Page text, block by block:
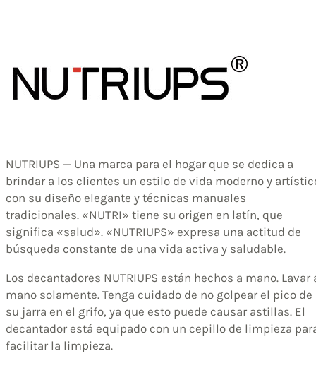
NUTRIUPS — Una marca para el hogar que se dedica a
brindar a los clientes un estilo de vida moderno y
con su diseño elegante y técnicas manuales
tradicionales. «NUTRI» tiene su origen en latín, que
significa «salud». «NUTRIUPS» expresa una actitud de
búsqueda constante de una vida activa y saludable.
Los decantadores NUTRIUPS están hechos a mano. Lavar
mano solamente. Tenga cuidado de no golpear el pico de
su jarra en el grifo, ya que esto puede causar astillas. El
decantador está equipado con un cepillo de limpieza
facilitar la limpieza.